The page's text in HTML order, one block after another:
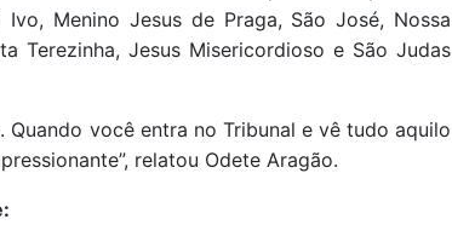
Menino Jesus de Praga, São José, Nossa
Terezinha, Jesus Misericordioso e São Judas
Quando você entra no Tribunal e vê tudo aquilo
relatou Odete Aragão.